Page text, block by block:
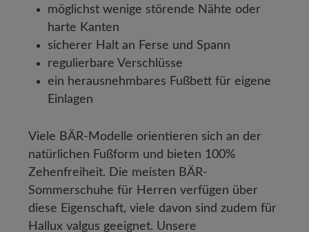
möglichst wenige störende Nähte oder
harte Kanten
sicherer Halt an Ferse und Spann
regulierbare Verschlüsse
ein herausnehmbares Fußbett für eigene
Einlagen
Viele BÄR-Modelle orientieren sich an der
natürlichen Fußform und bieten 100%
Zehenfreiheit. Die meisten BÄR-
Sommerschuhe für Herren verfügen über
diese Eigenschaft, viele davon sind zudem für
Hallux valgus geeignet. Unsere